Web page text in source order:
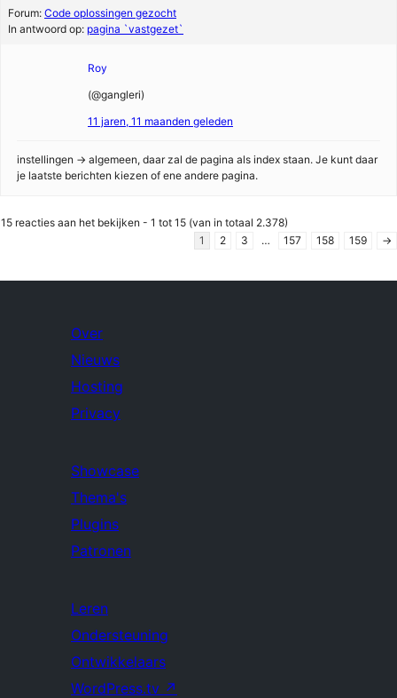
Forum: Code oplossingen gezocht
In antwoord op: pagina `vastgezet`
Roy
(@gangleri)
11 jaren, 11 maanden geleden
instellingen -> algemeen, daar zal de pagina als index staan. Je kunt daar
je laatste berichten kiezen of ene andere pagina.
15 reacties aan het bekijken - 1 tot 15 (van in totaal 2.378)
1
2 3 … 157 158 159 →
Over
Nieuws
Hosting
Privacy
Showcase
Thema's
Plugins
Patronen
Leren
Ondersteuning
Ontwikkelaars
WordPress.tv ↗